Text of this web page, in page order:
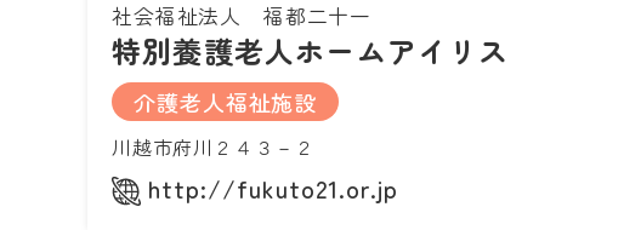
社会福祉法人 福都二十一
特別養護老人ホームアイリス
介護老人福祉施設
川越市府川２４３－２
http://fukuto21.or.jp